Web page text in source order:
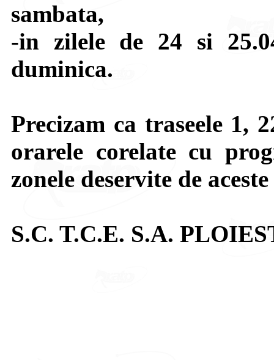
sambata,
-in zilele de 24 si
duminica.
Precizam ca traseele 1,
orarele corelate cu
zonele deservite de
S.C. T.C.E. S.A.